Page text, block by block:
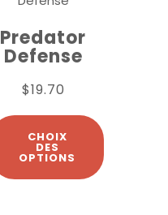
Predator
Defense
$19.70
CHOIX
DES
OPTIONS